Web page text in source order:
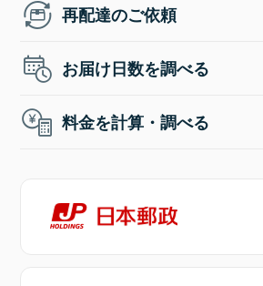
再配達のご依頼
お届け日数を調べる
料金を計算・調べる